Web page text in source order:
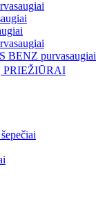
BENZ purvasaugiai